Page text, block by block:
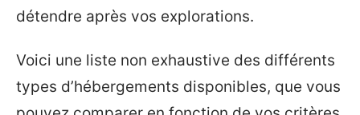
détendre après vos explorations.
Voici une liste non exhaustive des différents
types d’hébergements disponibles, que vous